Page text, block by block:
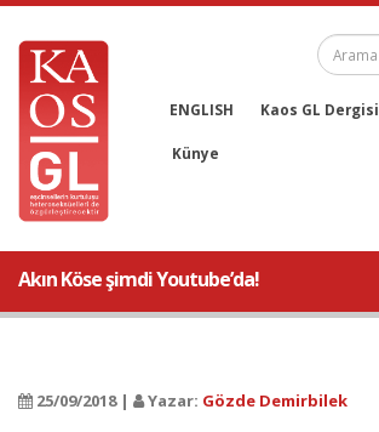
ENGLISH Kaos GL Dergisi
Künye
Akın Köse şimdi Youtube’da!
25/09/2018 | Yazar: Gözde Demirbilek